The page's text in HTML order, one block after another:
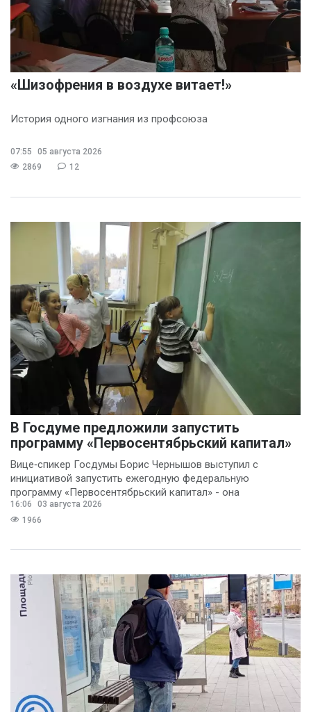
«Шизофрения в воздухе витает!»
История одного изгнания из профсоюза
07:55
05 августа 2026
2869
12
В Госдуме предложили запустить
программу «Первосентябрьский капитал»
Вице‑спикер Госдумы Борис Чернышов выступил с
инициативой запустить ежегодную федеральную
программу «Первосентябрьский капитал» - она
предполагает
16:06
03 августа 2026
1966